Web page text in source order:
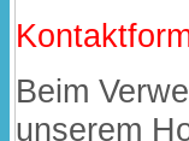
Beim
unserem